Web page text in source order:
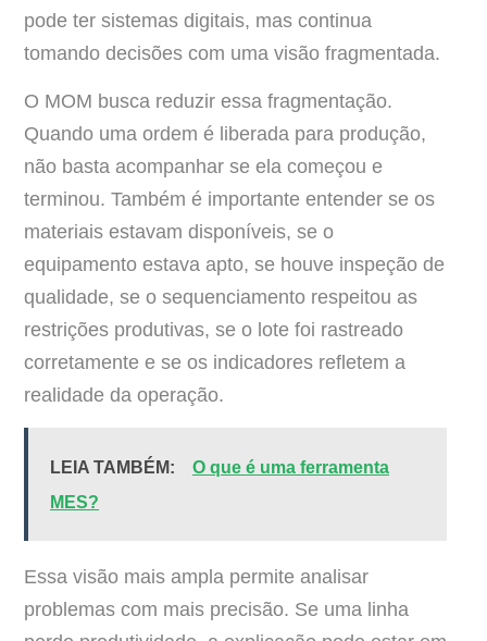
pode ter sistemas digitais, mas continua
tomando decisões com uma visão fragmentada.
O MOM busca reduzir essa fragmentação.
Quando uma ordem é liberada para produção,
não basta acompanhar se ela começou e
terminou. Também é importante entender se os
materiais estavam disponíveis, se o
equipamento estava apto, se houve inspeção de
qualidade, se o sequenciamento respeitou as
restrições produtivas, se o lote foi rastreado
corretamente e se os indicadores refletem a
realidade da operação.
LEIA TAMBÉM:
O que é uma ferramenta
MES?
Essa visão mais ampla permite analisar
problemas com mais precisão. Se uma linha